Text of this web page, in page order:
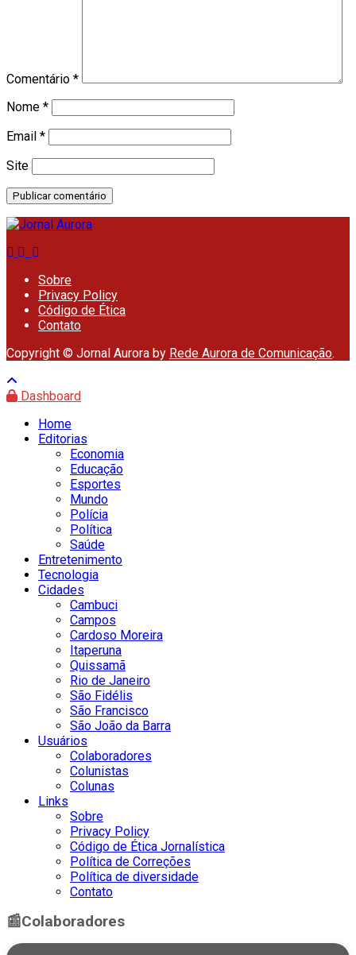
Comentário *
Nome *
Email *
Site
Sobre
Privacy Policy
Código de Ética
Contato
Copyright © Jornal Aurora by Rede Aurora de Comunicação.
Dashboard
Home
Editorias
Economia
Educação
Esportes
Mundo
Polícia
Política
Saúde
Entretenimento
Tecnologia
Cidades
Cambuci
Campos
Cardoso Moreira
Itaperuna
Quissamã
Rio de Janeiro
São Fidélis
São Francisco
São João da Barra
Usuários
Colaboradores
Colunistas
Colunas
Links
Sobre
Privacy Policy
Código de Ética Jornalística
Política de Correções
Política de diversidade
Contato
📰Colaboradores